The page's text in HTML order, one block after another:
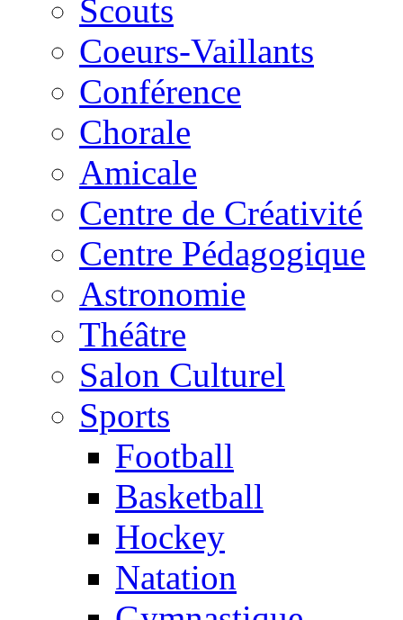
Scouts
Coeurs-Vaillants
Conférence
Chorale
Amicale
Centre de Créativité
Centre Pédagogique
Astronomie
Théâtre
Salon Culturel
Sports
Football
Basketball
Hockey
Natation